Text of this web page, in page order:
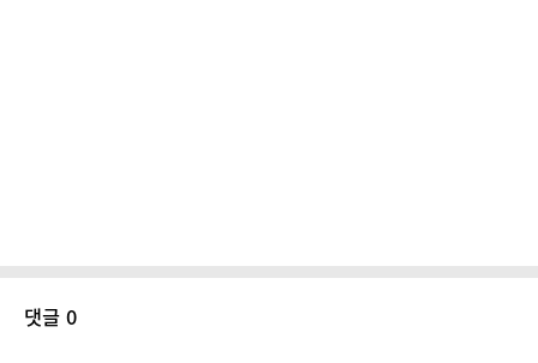
댓글 0